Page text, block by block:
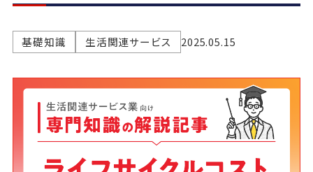
基礎知識 生活関連サービス 2025.05.15